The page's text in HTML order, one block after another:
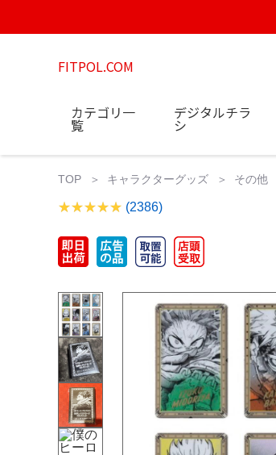
FITPOL.COM
カテゴリ一
覧
デジタルチラ
シ
TOP キャラクターグッズ その他
(2386)